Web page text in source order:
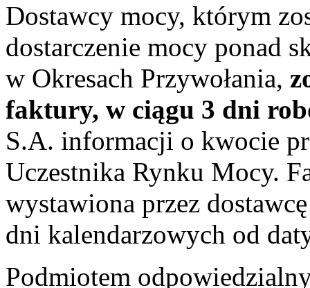
Dostawcy mocy, którym
dostarczenie mocy ponad
w Okresach Przywołania,
faktury, w ciągu 3 dni
S.A. informacji o kwocie
Uczestnika Rynku Mocy.
wystawiona przez
dni kalendarzowych od
Podmiotem